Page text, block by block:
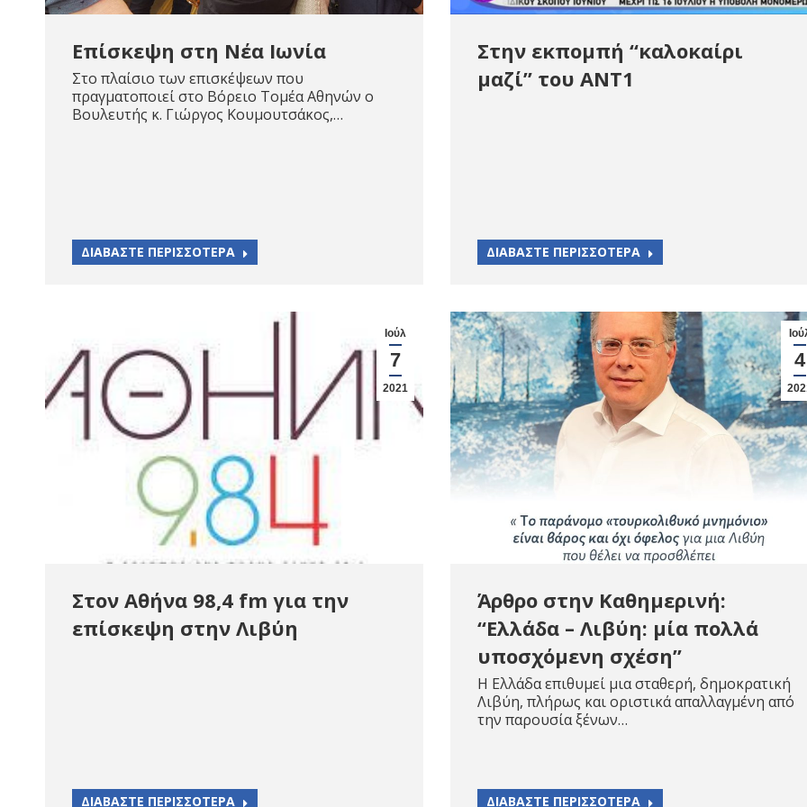
Επίσκεψη στη Νέα Ιωνία
Στο πλαίσιο των επισκέψεων που
πραγματοποιεί στο Βόρειο Τομέα Αθηνών ο
Βουλευτής κ. Γιώργος Κουμουτσάκος,…
ΔΙΑΒΑΣΤΕ ΠΕΡΙΣΣΟΤΕΡΑ
Στην εκπομπή “καλοκαίρι
μαζί” του ΑΝΤ1
ΔΙΑΒΑΣΤΕ ΠΕΡΙΣΣΟΤΕΡΑ
Ιούλ
7
2021
Στον Αθήνα 98,4 fm για την
επίσκεψη στην Λιβύη
ΔΙΑΒΑΣΤΕ ΠΕΡΙΣΣΟΤΕΡΑ
4
Άρθρο στην Καθημερινή:
“Ελλάδα – Λιβύη: μία πολλά
υποσχόμενη σχέση”
Η Ελλάδα επιθυμεί μια σταθερή, δημοκρατική
Λιβύη, πλήρως και οριστικά απαλλαγμένη από
την παρουσία ξένων…
ΔΙΑΒΑΣΤΕ ΠΕΡΙΣΣΟΤΕΡΑ